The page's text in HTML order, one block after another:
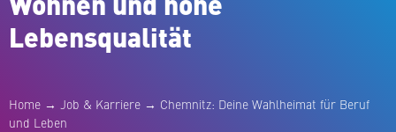
Lebensqualität
Home → Job & Karriere → Chemnitz: Deine Wahl­hei­mat für Beruf
und Leben